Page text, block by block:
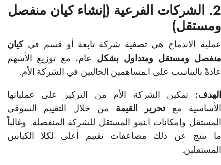
2. الشركات الفرعية (إنشاء كيان منفصل
ومستقل)
عملية الاندماج هي تصفية شركة تابعة أو قسم فيكيان
منفصل ومستقل ومتداول بشكل عام، مع توزيع الأسهم
عادةً بالتناسب على المساهمين الحاليين في الشركة الأم.
الهدف: تمكين الشركة الأم من التركيز على عملياتها
الأساسية معتحرير القيمة من خلال التقييم السوقي
المستقل وإمكانات النمو المستقل للشركة المنفصلة. وغالباً
ما ينتج عن ذلك مضاعفات تقييم أعلى لكلا الكيانين
المستقلين.